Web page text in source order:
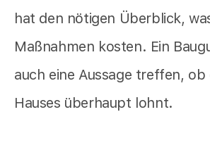
hat den nötigen Überblick,
Maßnahmen kosten. Ein
auch eine Aussage treffen, ob
Hauses überhaupt lohnt.